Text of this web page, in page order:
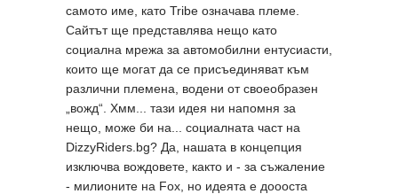
самото име, като Tribe означава племе.
Сайтът ще представлява нещо като
социална мрежа за автомобилни ентусиасти,
които ще могат да се присъединяват към
различни племена, водени от своеобразен
„вожд“. Хмм... тази идея ни напомня за
нещо, може би на... социалната част на
DizzyRiders.bg? Да, нашата в концепция
изключва вождовете, както и - за съжаление
- милионите на Fox, но идеята е доооста